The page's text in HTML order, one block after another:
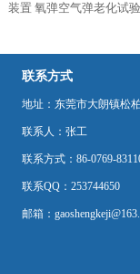
装置 氧弹空气弹老化试
联系方式
地址：东莞市大朗镇松
联系人：张工
联系方式：86-0769-
联系QQ：253744650
邮箱：